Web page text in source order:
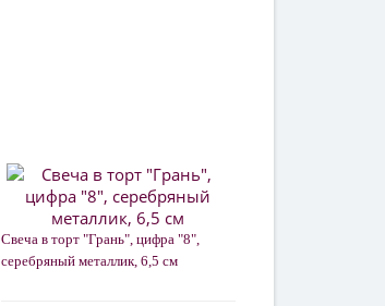
Свеча в торт "Грань", цифра "8",
серебряный металлик, 6,5 см